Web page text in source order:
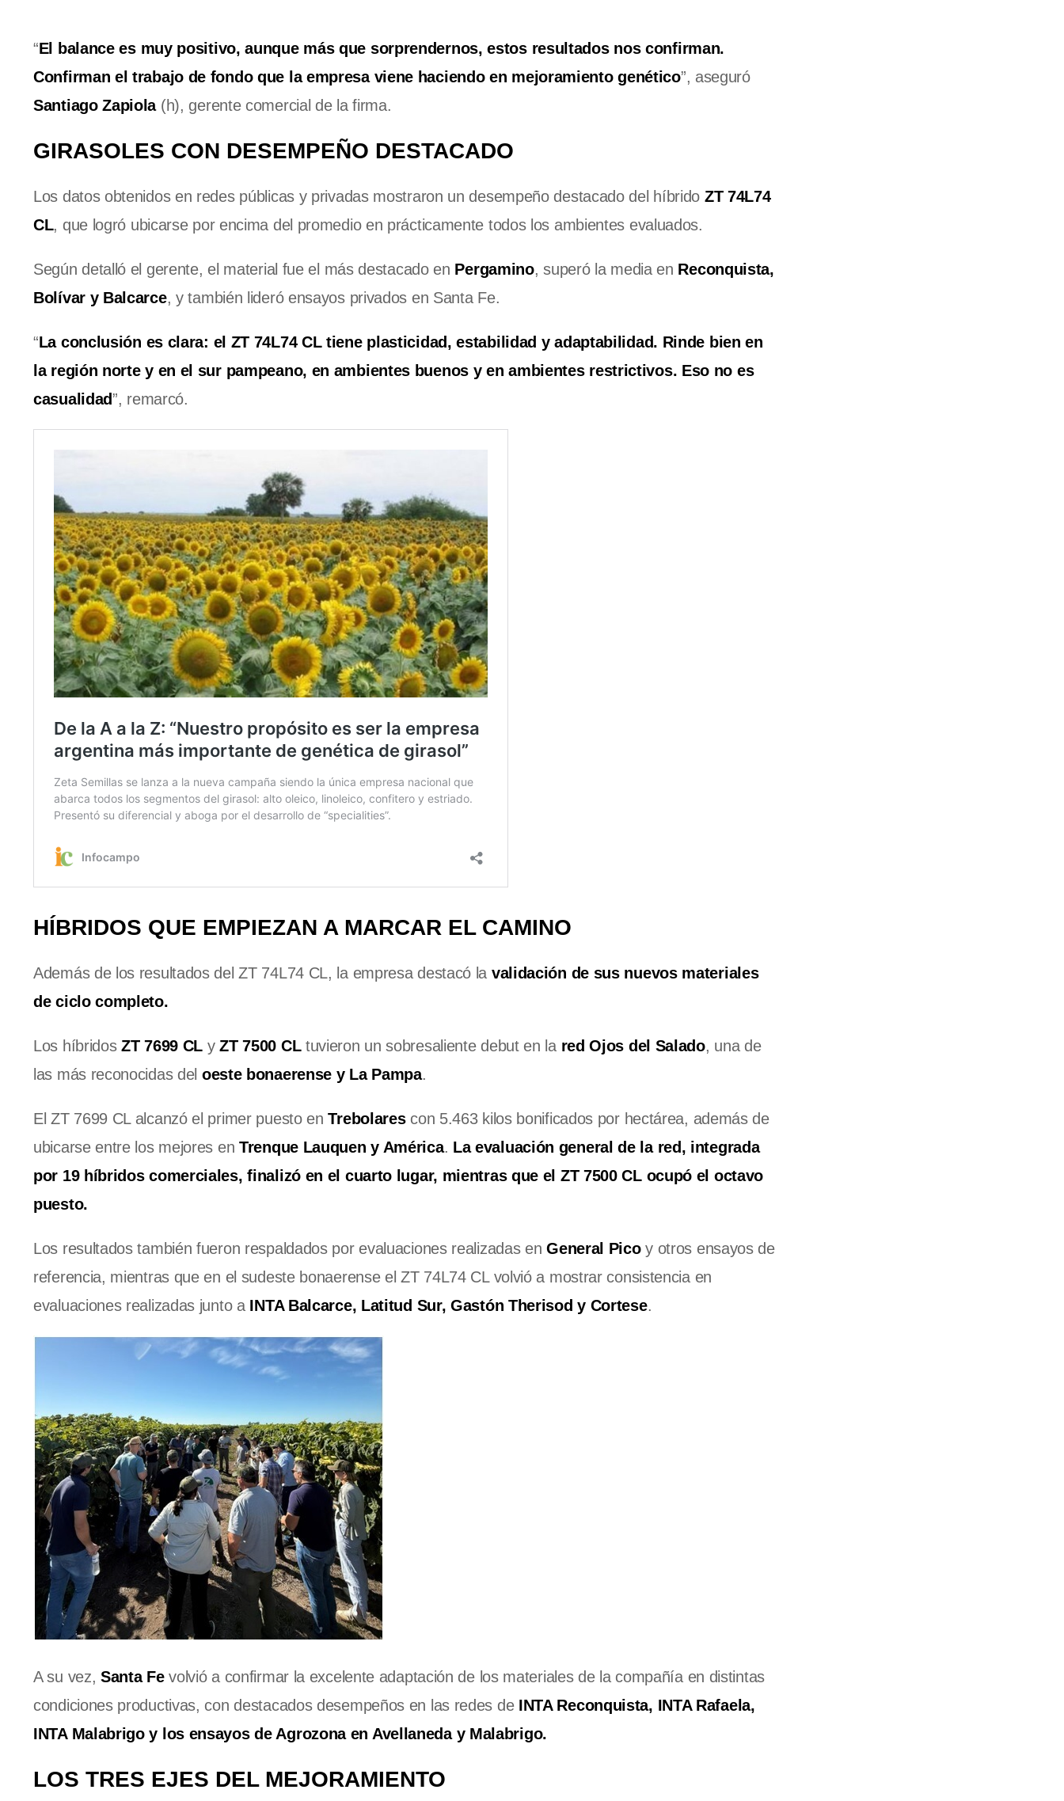
“El balance es muy positivo, aunque más que sorprendernos, estos resultados nos confirman.
Confirman el trabajo de fondo que la empresa viene haciendo en mejoramiento genético”, aseguró
Santiago Zapiola(h), gerente comercial de la firma.
GIRASOLES CON DESEMPEÑO DESTACADO
Los datos obtenidos en redes públicas y privadas mostraron un desempeño destacado del híbrido ZT 74L74
CL, que logró ubicarse por encima del promedio en prácticamente todos los ambientes evaluados.
Según detalló el gerente, el material fue el más destacado en Pergamino, superó la media en Reconquista,
Bolívar y Balcarce, y también lideró ensayos privados en Santa Fe.
“La conclusión es clara: el ZT 74L74 CL tiene plasticidad, estabilidad y adaptabilidad. Rinde bien en
la región norte y en el sur pampeano, en ambientes buenos y en ambientes restrictivos. Eso no es
casualidad”, remarcó.
HÍBRIDOS QUE EMPIEZAN A MARCAR EL CAMINO
Además de los resultados del ZT 74L74 CL, la empresa destacó la validación de sus nuevos materiales
de ciclo completo.
Los híbridosZT 7699 CL yZT 7500 CLtuvieron un sobresaliente debut en la red Ojos del Salado, una de
las más reconocidas del oeste bonaerense y La Pampa.
El ZT 7699 CL alcanzó el primer puesto enTrebolarescon 5.463 kilos bonificados por hectárea, además de
ubicarse entre los mejores en Trenque Lauquen y América. La evaluación general de la red, integrada
por 19 híbridos comerciales, finalizó en el cuarto lugar, mientras que el ZT 7500 CL ocupó el octavo
puesto.
Los resultados también fueron respaldados por evaluaciones realizadas enGeneral Picoy otros ensayos de
referencia, mientras que en el sudeste bonaerense el ZT 74L74 CL volvió a mostrar consistencia en
evaluaciones realizadas junto a INTA Balcarce, Latitud Sur, Gastón Therisod y Cortese.
A su vez, Santa Fevolvió a confirmar la excelente adaptación de los materiales de la compañía en distintas
condiciones productivas, con destacados desempeños en las redes de INTA Reconquista, INTA Rafaela,
INTA Malabrigo y los ensayos de Agrozona en Avellaneda y Malabrigo.
LOS TRES EJES DEL MEJORAMIENTO